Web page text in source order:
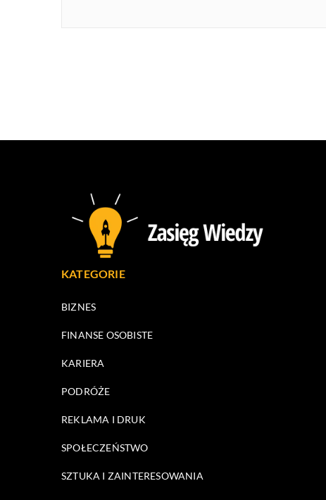
KATEGORIE
BIZNES
FINANSE OSOBISTE
KARIERA
PODRÓŻE
REKLAMA I DRUK
SPOŁECZEŃSTWO
SZTUKA I ZAINTERESOWANIA